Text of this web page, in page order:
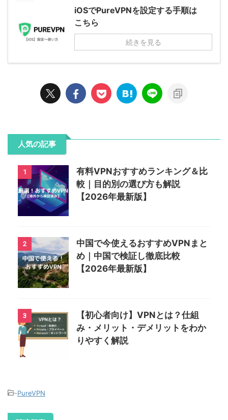
iOSでPureVPNを設定する手順は
こちら
続きを見る
人気の記事
1
有料VPNおすすめランキング＆比
較｜目的別の選び方も解説
【2026年最新版】
2
中国で今使えるおすすめVPNまと
め｜中国で検証し徹底比較
【2026年最新版】
3
【初心者向け】VPNとは？仕組
み・メリット・デメリットをわか
りやすく解説
-PureVPN